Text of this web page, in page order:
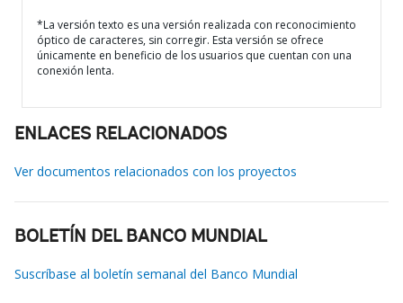
*La versión texto es una versión realizada con reconocimiento
óptico de caracteres, sin corregir. Esta versión se ofrece
únicamente en beneficio de los usuarios que cuentan con una
conexión lenta.
ENLACES RELACIONADOS
Ver documentos relacionados con los proyectos
BOLETÍN DEL BANCO MUNDIAL
Suscríbase al boletín semanal del Banco Mundial